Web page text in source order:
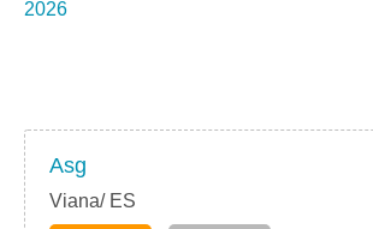
2026
Asg
Viana/ ES